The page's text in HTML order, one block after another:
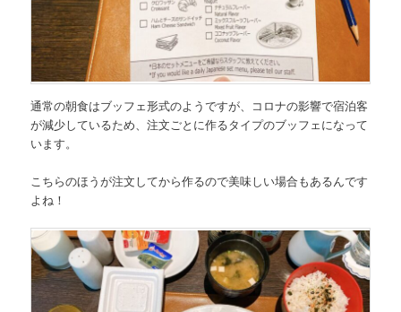
通常の朝食はブッフェ形式のようですが、コロナの影響で宿泊客
が減少しているため、注文ごとに作るタイプのブッフェになって
います。
こちらのほうが注文してから作るので美味しい場合もあるんです
よね！